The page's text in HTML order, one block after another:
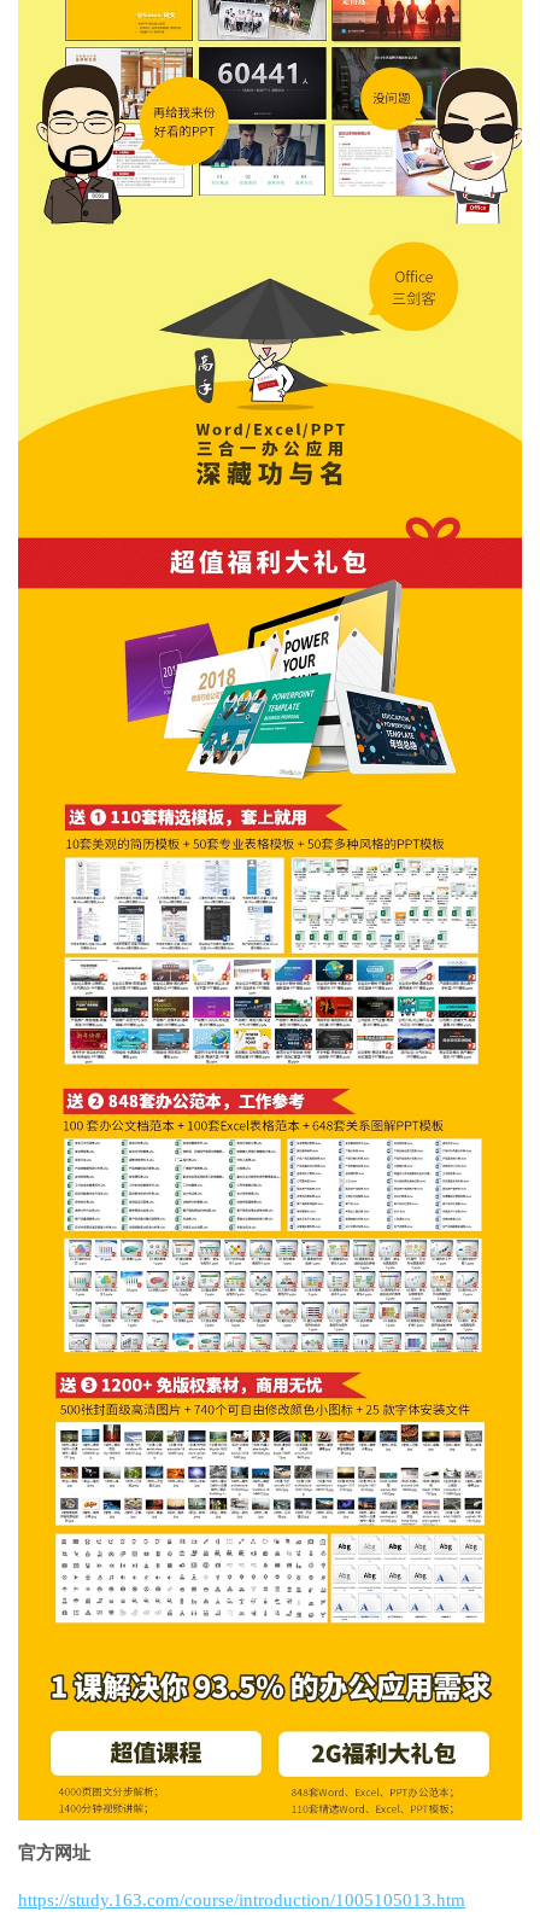
官方网址
https://study.163.com/course/introduction/1005105013.htm